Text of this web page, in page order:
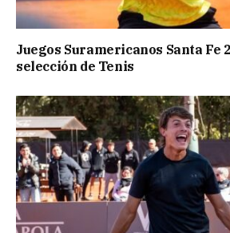
Juegos Suramericanos Santa Fe
selección de Tenis